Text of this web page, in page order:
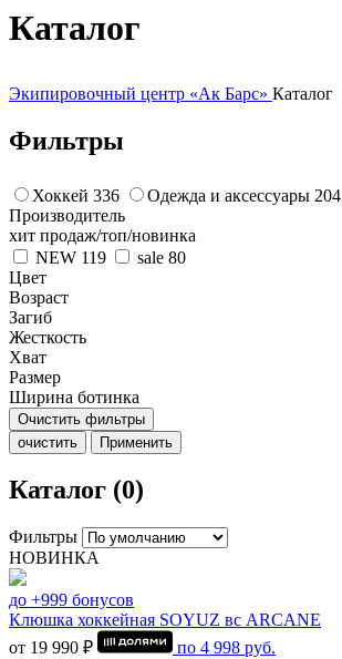
Каталог
Экипировочный центр «Ак Барс» Каталог
Фильтры
Хоккей 336 Одежда и аксессуары 204
Производитель
хит продаж/топ/новинка
NEW 119 sale 80
Цвет
Возраст
Загиб
Жесткость
Хват
Размер
Ширина ботинка
Очистить фильтры
очистить
Применить
Каталог (0)
Фильтры
НОВИНКА
до +999 бонусов
Клюшка хоккейная SOYUZ вс ARCANE
от 19 990 ₽
по 4 998 руб.